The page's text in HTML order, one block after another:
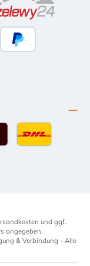
Przelewy24
und ggf.
angegeben.
& Verbindung - Alle